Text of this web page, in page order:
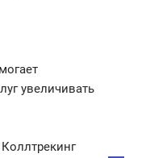
увеличивать
Коллтрекинг